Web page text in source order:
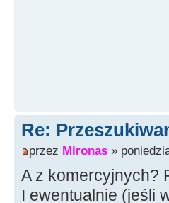
Re:
przez Mironas »
A z komercyjnych?
I ewentualnie (jeśli